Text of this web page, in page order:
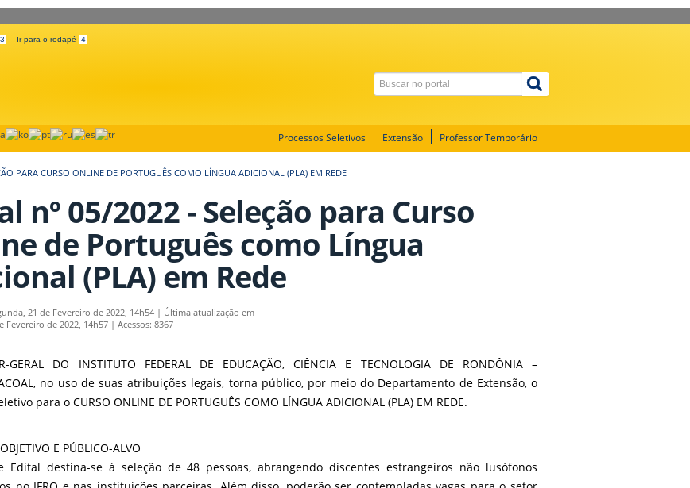
3 Ir para o rodapé 4
Processos Seletivos Extensão Professor Temporário
PARA CURSO ONLINE DE PORTUGUÊS COMO LÍNGUA ADICIONAL (PLA) EM REDE
nº 05/2022 - Seleção para Curso
de Português como Língua
(PLA) em Rede
21 de Fevereiro de 2022, 14h54 | Última atualização em
Fevereiro de 2022, 14h57 | Acessos: 8367
GERAL DO INSTITUTO FEDERAL DE EDUCAÇÃO, CIÊNCIA E TECNOLOGIA DE RONDÔNIA –
no uso de suas atribuições legais, torna público, por meio do Departamento de Extensão, o
para o CURSO ONLINE DE PORTUGUÊS COMO LÍNGUA ADICIONAL (PLA) EM REDE.
E PÚBLICO-ALVO
Edital destina-se à seleção de 48 pessoas, abrangendo discentes estrangeiros não lusófonos